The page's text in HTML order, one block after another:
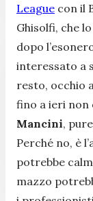
League con il
Ghisolfi, che
dopo
interessato a
resto, occhio
fino a ieri non
Mancini,
Perché no, è
potrebbe
mazzo